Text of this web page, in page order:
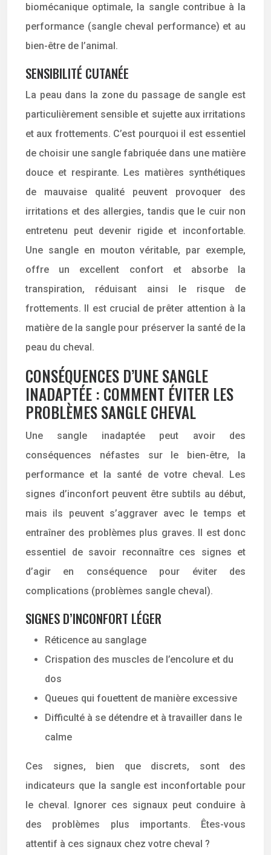
biomécanique optimale, la sangle contribue à la
performance (sangle cheval performance) et au
bien-être de l’animal.
SENSIBILITÉ CUTANÉE
La peau dans la zone du passage de sangle est
particulièrement sensible et sujette aux irritations
et aux frottements. C’est pourquoi il est essentiel
de choisir une sangle fabriquée dans une matière
douce et respirante. Les matières synthétiques
de mauvaise qualité peuvent provoquer des
irritations et des allergies, tandis que le cuir non
entretenu peut devenir rigide et inconfortable.
Une sangle en mouton véritable, par exemple,
offre un excellent confort et absorbe la
transpiration, réduisant ainsi le risque de
frottements. Il est crucial de prêter attention à la
matière de la sangle pour préserver la santé de la
peau du cheval.
CONSÉQUENCES D’UNE SANGLE
INADAPTÉE : COMMENT ÉVITER LES
PROBLÈMES SANGLE CHEVAL
Une sangle inadaptée peut avoir des
conséquences néfastes sur le bien-être, la
performance et la santé de votre cheval. Les
signes d’inconfort peuvent être subtils au début,
mais ils peuvent s’aggraver avec le temps et
entraîner des problèmes plus graves. Il est donc
essentiel de savoir reconnaître ces signes et
d’agir en conséquence pour éviter des
complications (problèmes sangle cheval).
SIGNES D’INCONFORT LÉGER
Réticence au sanglage
Crispation des muscles de l’encolure et du
dos
Queues qui fouettent de manière excessive
Difficulté à se détendre et à travailler dans le
calme
Ces signes, bien que discrets, sont des
indicateurs que la sangle est inconfortable pour
le cheval. Ignorer ces signaux peut conduire à
des problèmes plus importants. Êtes-vous
attentif à ces signaux chez votre cheval ?